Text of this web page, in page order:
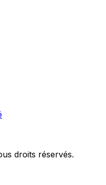
droits réservés.